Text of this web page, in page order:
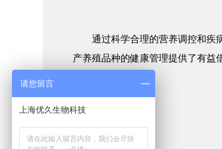
通过科学合理的营养调控和疾
产养殖品种的健康管理提供了有益
请您留言
上海优久生物科技